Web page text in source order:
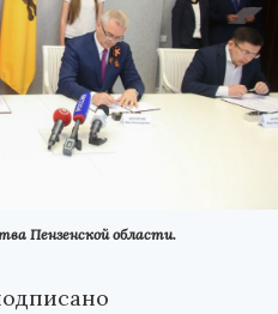
Пензенской области.